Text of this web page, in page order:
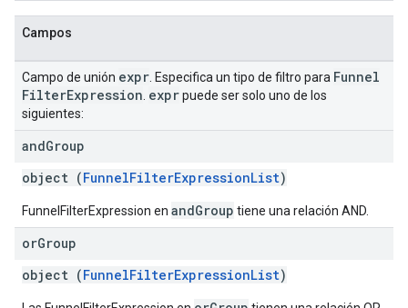
Campos
Campo de unión expr . Especifica un tipo de filtro para Funnel
FilterExpression exprpuede ser solo uno de los
siguientes:
andGroup
object (FunnelFilterExpressionList)
FunnelFilterExpression en andGroup tiene una relación AND.
orGroup
object (FunnelFilterExpressionList)